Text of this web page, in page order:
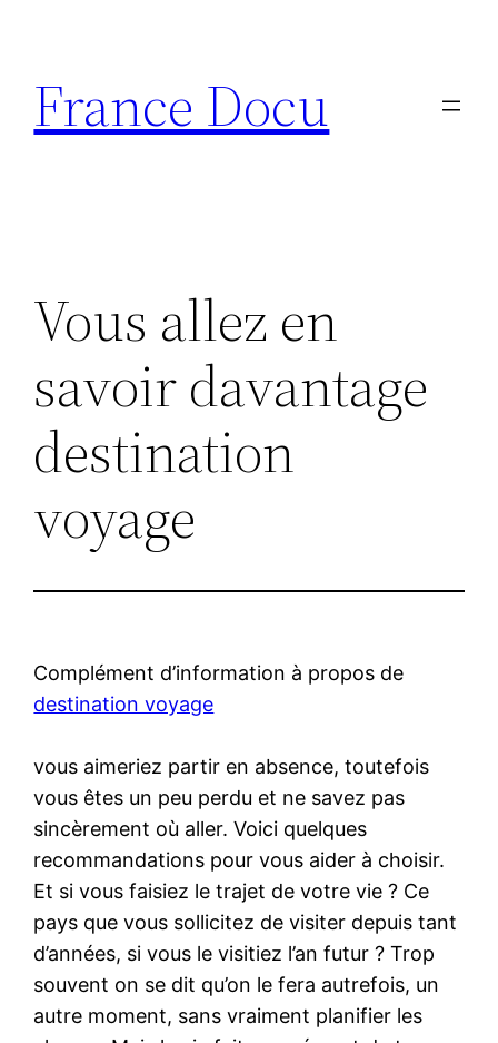
contenu
France Docu
Vous allez en
savoir davantage
destination
voyage
Complément d’information à propos de
destination voyage
vous aimeriez partir en absence, toutefois
vous êtes un peu perdu et ne savez pas
sincèrement où aller. Voici quelques
recommandations pour vous aider à choisir.
Et si vous faisiez le trajet de votre vie ? Ce
pays que vous sollicitez de visiter depuis tant
d’années, si vous le visitiez l’an futur ? Trop
souvent on se dit qu’on le fera autrefois, un
autre moment, sans vraiment planifier les